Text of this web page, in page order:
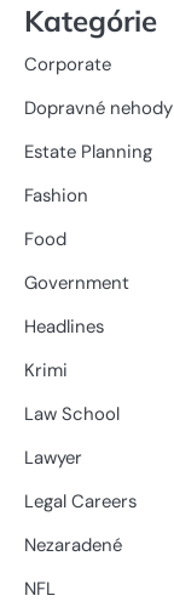
Kategórie
Corporate
Dopravné nehody
Estate Planning
Fashion
Food
Government
Headlines
Krimi
Law School
Lawyer
Legal Careers
Nezaradené
NFL